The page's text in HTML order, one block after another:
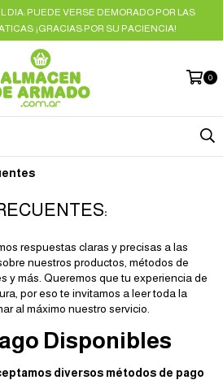
DIA: PUEDE VERSE DEMORADO POR LAS
¡GRACIAS POR SU PACIENCIA!
0
respuestas claras y precisas a las
nuestros productos, métodos de
y más. Queremos que tu experiencia de
por eso te invitamos a leer toda la
al máximo nuestro servicio.
Disponibles
diversos métodos de pago